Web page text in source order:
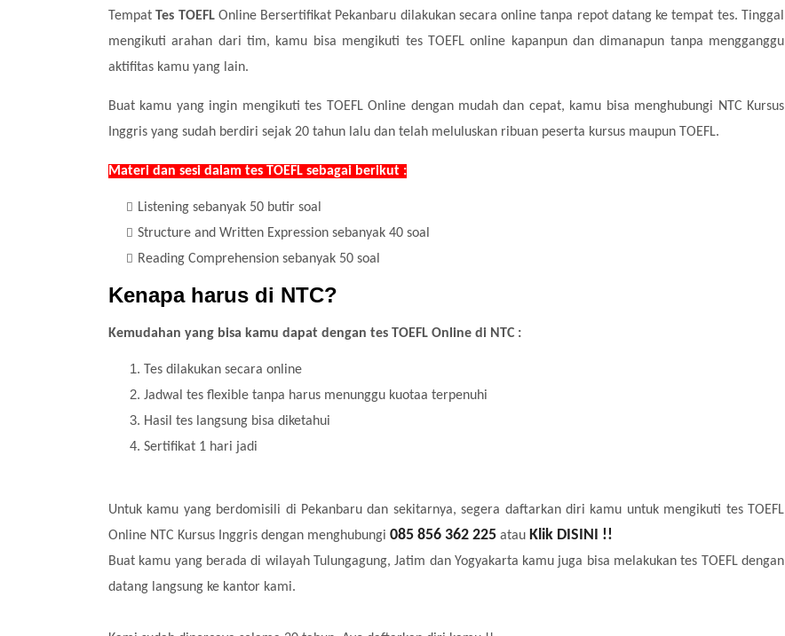
TempatTes TOEFL Online Bersertifikat Pekanbaru dilakukan secara online tanpa repot datang ke tempat tes. Tinggal
mengikuti arahan dari tim, kamu bisa mengikuti tes TOEFL online kapanpun dan dimanapun tanpa mengganggu
aktifitas kamu yang lain.
Buat kamu yang ingin mengikuti tes TOEFL Online dengan mudah dan cepat, kamu bisa menghubungi NTC Kursus
Inggris yang sudah berdiri sejak 20 tahun lalu dan telah meluluskan ribuan peserta kursus maupun TOEFL.
Materi dan sesi dalam tes TOEFL sebagai berikut :
Listening sebanyak 50 butir soal
Structure and Written Expression sebanyak 40 soal
Reading Comprehension sebanyak 50 soal
Kenapa harus di NTC?
Kemudahan yang bisa kamu dapat dengan tes TOEFL Online di NTC :
Tes dilakukan secara online
Jadwal tes flexible tanpa harus menunggu kuotaa terpenuhi
Hasil tes langsung bisa diketahui
Sertifikat 1 hari jadi
Untuk kamu yang berdomisili di Pekanbaru dan sekitarnya, segera daftarkan diri kamu untuk mengikuti tes TOEFL
Online NTC Kursus Inggris dengan menghubungi 085 856 362 225 atau Klik DISINI !!
Buat kamu yang berada di wilayah Tulungagung, Jatim dan Yogyakarta kamu juga bisa melakukan tes TOEFL dengan
datang langsung ke kantor kami.